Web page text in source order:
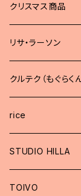
どうぶつブローチ
クリスマス商品
リサ・ラーソン
クルテク（もぐらくん
rice
STUDIO HILLA
TOIVO